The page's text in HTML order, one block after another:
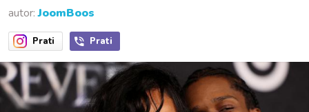
autor:JoomBoos
Prati Prati